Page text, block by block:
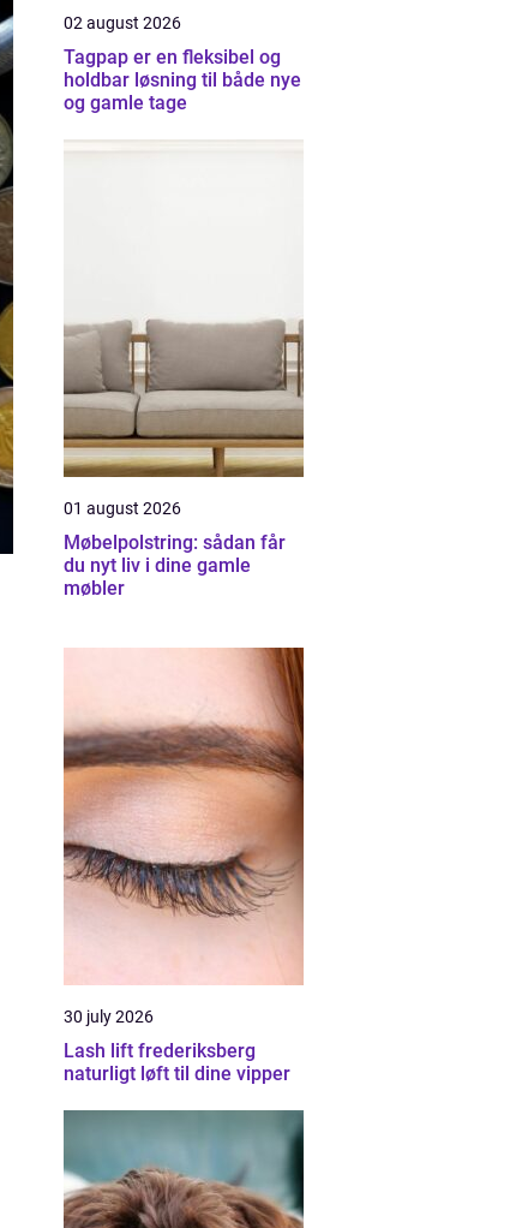
02 august 2026
Tagpap er en fleksibel og
holdbar løsning til både nye
og gamle tage
01 august 2026
Møbelpolstring: sådan får
du nyt liv i dine gamle
møbler
30 july 2026
Lash lift frederiksberg
naturligt løft til dine vipper